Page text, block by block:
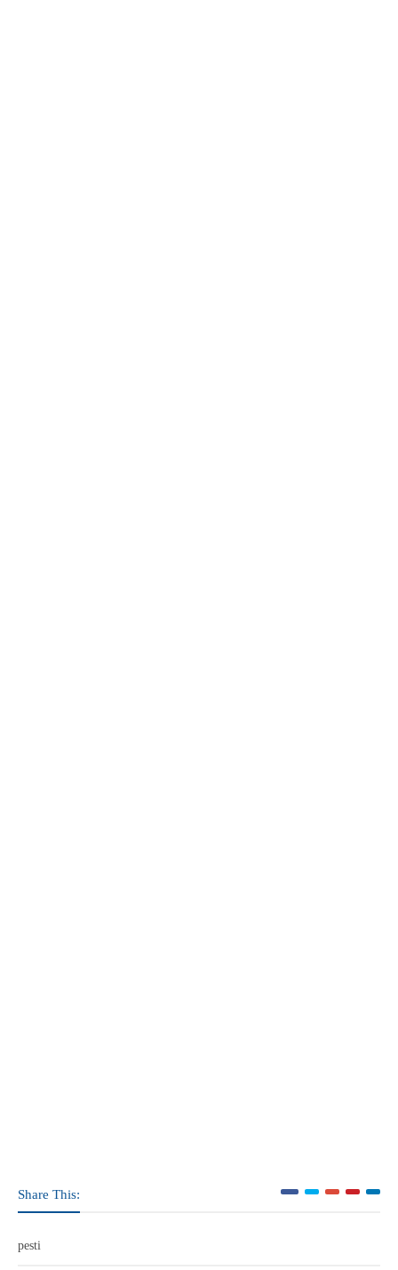
Share This:
pesti